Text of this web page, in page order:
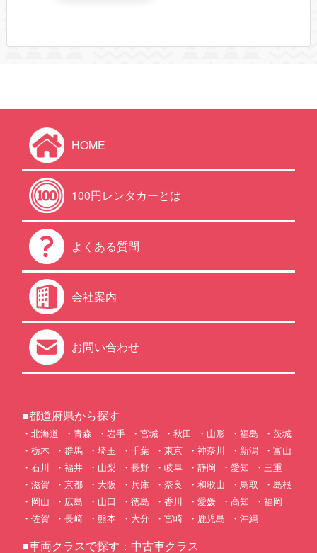
HOME
100円レンタカーとは
よくある質問
会社案内
お問い合わせ
■都道府県から探す
北海道 青森 岩手 宮城 秋田 山形 福島
茨城
栃木
群馬 埼玉 千葉 東京 神奈川 新潟
富山
石川
福井 山梨 長野 岐阜 静岡 愛知
三重
滋賀
京都 大阪 兵庫 奈良 和歌山 鳥取
島根
岡山
広島 山口 徳島 香川 愛媛 高知
福岡
佐賀
長崎 熊本 大分 宮崎 鹿児島 沖縄
■車両クラスで探す：中古車クラス